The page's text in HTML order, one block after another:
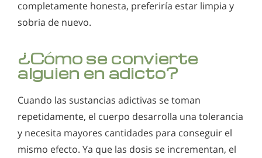
completamente honesta, preferiría estar limpia y
sobria de nuevo.
¿Cómo se convierte
alguien en adicto?
Cuando las sustancias adictivas se toman
repetidamente, el cuerpo desarrolla una tolerancia
y necesita mayores cantidades para conseguir el
mismo efecto. Ya que las dosis se incrementan, el